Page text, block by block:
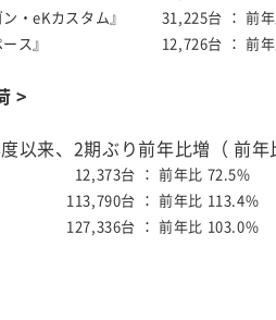
ン・eKカスタム』
31,225台 ： 前
ース』
12,726台 ： 前
>
以来、2期ぶり前年比増（ 前年
12,373台 ： 前年比 72.5%
113,790台 ： 前年比 113.4%
127,336台 ： 前年比 103.0%